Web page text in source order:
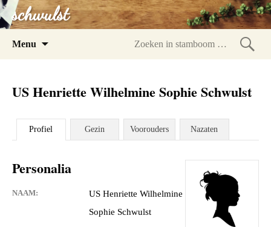
schwulst
Menu
US Henriette Wilhelmine Sophie Schwulst
Profiel Gezin Voorouders Nazaten
Personalia
NAAM:
US Henriette Wilhelmine
Sophie Schwulst